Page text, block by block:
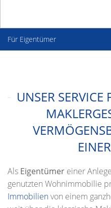
Für Eigentümer
UNSER SERVICE
Als Eigentümer einer
genutzten Wohnimmobilie
Immobilienvon einem